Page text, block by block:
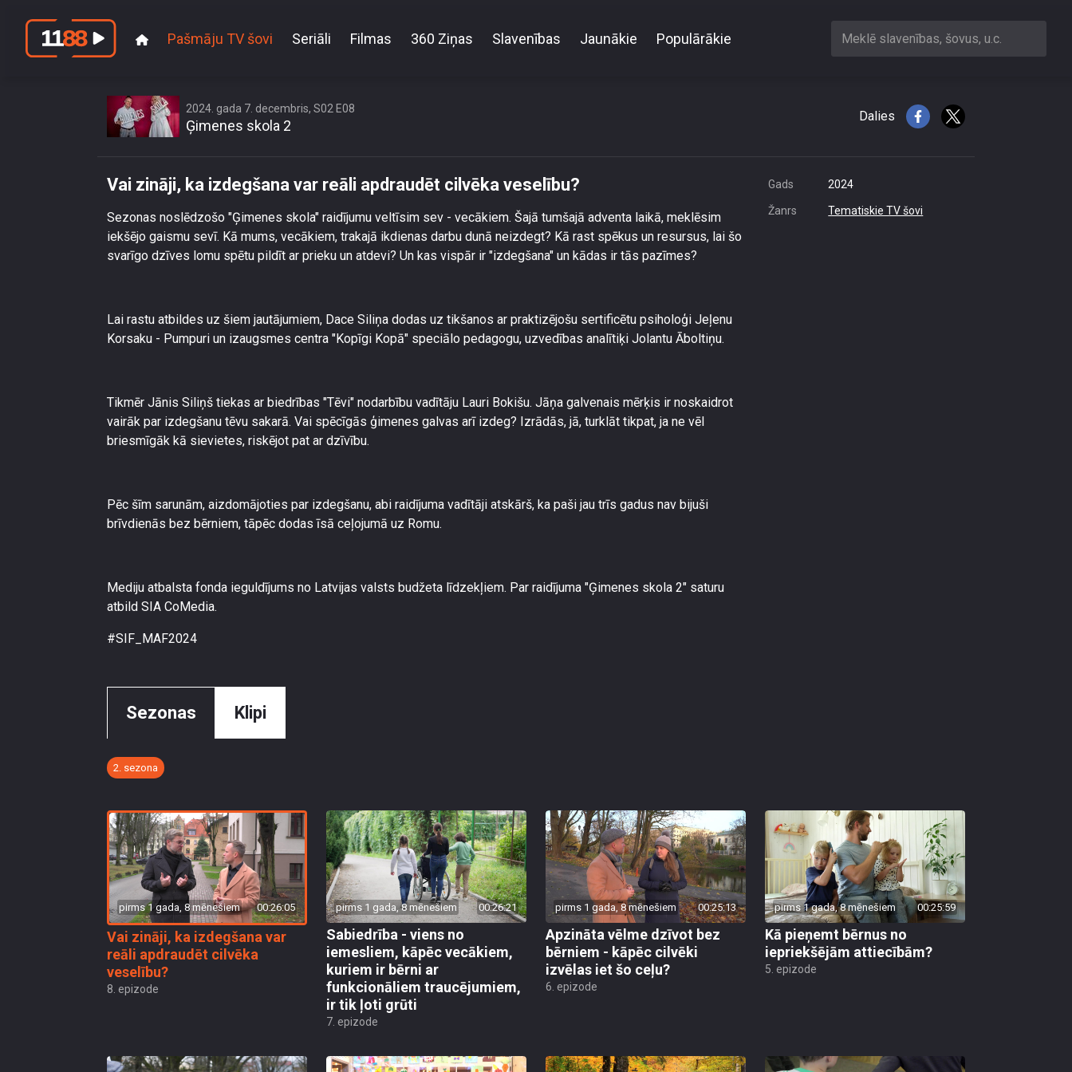
Pašmāju TV šovi Seriāli Filmas 360 Ziņas Slavenības Jaunākie Populārākie Meklē slavenības, šovus, u.c.
2024. gada 7. decembris, S02 E08
Ģimenes skola 2
Dalies
Vai zināji, ka izdegšana var reāli apdraudēt cilvēka veselību?
Sezonas noslēdzošo "Ģimenes skola" raidījumu veltīsim sev - vecākiem. Šajā tumšajā adventa laikā, meklēsim
iekšējo gaismu sevī. Kā mums, vecākiem, trakajā ikdienas darbu dunā neizdegt? Kā rast spēkus un resursus, lai šo
svarīgo dzīves lomu spētu pildīt ar prieku un atdevi? Un kas vispār ir "izdegšana" un kādas ir tās pazīmes?
Lai rastu atbildes uz šiem jautājumiem, Dace Siliņa dodas uz tikšanos ar praktizējošu sertificētu psiholoģi Jeļenu
Korsaku - Pumpuri un izaugsmes centra "Kopīgi Kopā" speciālo pedagogu, uzvedības analītiķi Jolantu Āboltiņu.
Tikmēr Jānis Siliņš tiekas ar biedrības "Tēvi" nodarbību vadītāju Lauri Bokišu. Jāņa galvenais mērķis ir noskaidrot
vairāk par izdegšanu tēvu sakarā. Vai spēcīgās ģimenes galvas arī izdeg? Izrādās, jā, turklāt tikpat, ja ne vēl
briesmīgāk kā sievietes, riskējot pat ar dzīvību.
Pēc šīm sarunām, aizdomājoties par izdegšanu, abi raidījuma vadītāji atskārš, ka paši jau trīs gadus nav bijuši
brīvdienās bez bērniem, tāpēc dodas īsā ceļojumā uz Romu.
Mediju atbalsta fonda ieguldījums no Latvijas valsts budžeta līdzekļiem. Par raidījuma "Ģimenes skola 2" saturu
atbild SIA CoMedia.
#SIF_MAF2024
Gads 2024
Žanrs Tematiskie TV šovi
Sezonas Klipi
2. sezona
pirms 1 gada, 8 mēnešiem 00:26:05
Vai zināji, ka izdegšana var
reāli apdraudēt cilvēka
veselību?
8. epizode
pirms 1 gada, 8 mēnešiem 00:26:21
Sabiedrība - viens no
iemesliem, kāpēc vecākiem,
kuriem ir bērni ar
funkcionāliem traucējumiem,
ir tik ļoti grūti
7. epizode
pirms 1 gada, 8 mēnešiem 00:25:13
Apzināta vēlme dzīvot bez
bērniem - kāpēc cilvēki
izvēlas iet šo ceļu?
6. epizode
pirms 1 gada, 8 mēnešiem 00:25:59
Kā pieņemt bērnus no
iepriekšējām attiecībām?
5. epizode